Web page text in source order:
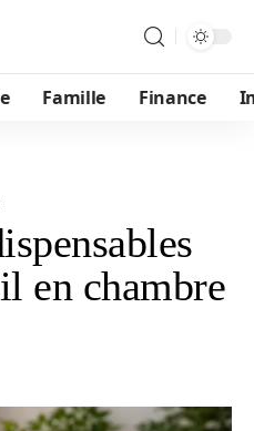
Famille Finance
en chambre